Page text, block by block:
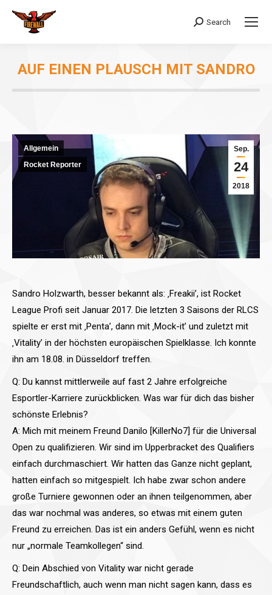
Search:
Search
AUF EINEN PLAUSCH MIT SANDRO
Sep.
24
2018
Allgemein
Rocket Reporter
Sandro Holzwarth, besser bekannt als: ‚Freakii’, ist Rocket
League Profi seit Januar 2017. Die letzten 3 Saisons der RLCS
spielte er erst mit ‚Penta’, dann mit ‚Mock-it’ und zuletzt mit
‚Vitality’ in der höchsten europäischen Spielklasse. Ich konnte
ihn am 18.08. in Düsseldorf treffen.
Q: Du kannst mittlerweile auf fast 2 Jahre erfolgreiche
Esportler-Karriere zurückblicken. Was war für dich das bisher
schönste Erlebnis?
A: Mich mit meinem Freund Danilo [KillerNo7] für die Universal
Open zu qualifizieren. Wir sind im Upperbracket des Qualifiers
einfach durchmaschiert. Wir hatten das Ganze nicht geplant,
hatten einfach so mitgespielt. Ich habe zwar schon andere
große Turniere gewonnen oder an ihnen teilgenommen, aber
das war nochmal was anderes, so etwas mit einem guten
Freund zu erreichen. Das ist ein anders Gefühl, wenn es nicht
nur „normale Teamkollegen“ sind.
Q: Dein Abschied von Vitality war nicht gerade
Freundschaftlich, auch wenn man nicht sagen kann, dass es